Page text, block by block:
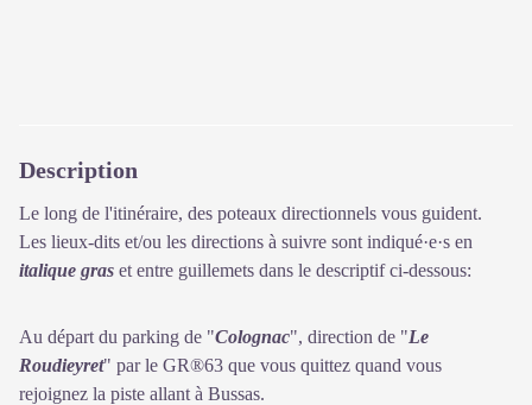
Description
Le long de l'itinéraire, des poteaux directionnels vous guident.
Les lieux-dits et/ou les directions à suivre sont indiqué·e·s en
italique gras et entre guillemets dans le descriptif ci-dessous:
Au départ du parking de "Colognac", direction de "Le
Roudieyret" par le GR®63 que vous quittez quand vous
rejoignez la piste allant à Bussas.